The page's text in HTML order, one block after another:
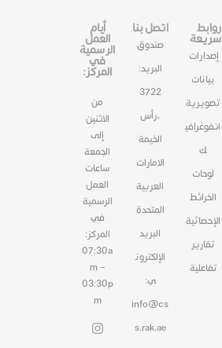
روابط
سريعة
إصدارات
بيانات
تصويرية
انفوغرافي
ك
لوحات
الخرائط
الإحصائية
تقارير
تفاعلية
اتصل بنا
صندوق
البريد:
3722
،رأس
الخيمة
الامارات
العربية
المتحدة
البريد
الإلكترون
ي:
info@cs
s.rak.ae
أيام
العمل
الرسمية
في
المركز:
من
الاثنين
إلى
الجمعة
ساعات
العمل
الرسمية
في
المركز:
07:30a
m –
03:30p
m